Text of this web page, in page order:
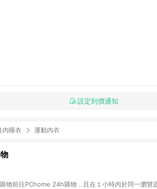
設定到價通知
內睡衣 運動內衣
物前往PChome 24h購物，且在１小時內於同一瀏覽